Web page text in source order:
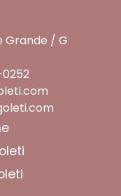
Grande / G